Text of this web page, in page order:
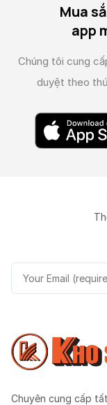
Mua
app
Chúng tôi cung
duyệt theo
Chuyên cung cấp